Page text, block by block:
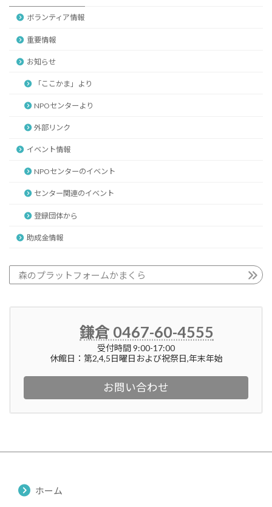
ボランティア情報
重要情報
お知らせ
「ここかま」より
NPOセンターより
外部リンク
イベント情報
NPOセンターのイベント
センター関連のイベント
登録団体から
助成金情報
森のプラットフォームかまくら
鎌倉 0467-60-4555
受付時間 9:00-17:00
休館日：第2,4,5日曜日および祝祭日,年末年始
お問い合わせ
ホーム